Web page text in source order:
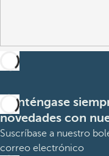
Manténgase
novedades con
Suscríbase a nuestro
correo electrónico